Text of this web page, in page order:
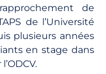
de
de l’Université
plusieurs années
en stage dans